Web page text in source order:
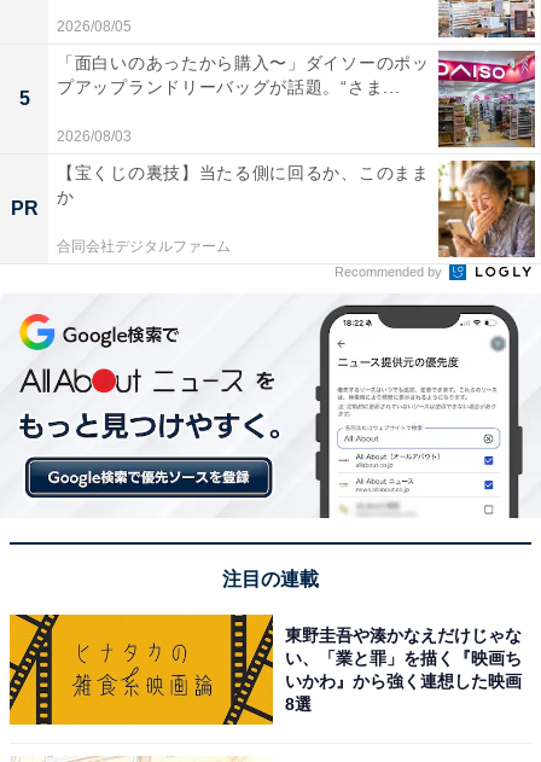
2026/08/05
5
「面白いのあったから購入〜」ダイソーのポッ
プアップランドリーバッグが話題。“さま...
2026/08/03
PR
【宝くじの裏技】当たる側に回るか、このまま
か
合同会社デジタルファーム
Recommended by
注目の連載
東野圭吾や湊かなえだけじゃな
い、「業と罪」を描く『映画ち
いかわ』から強く連想した映画
8選